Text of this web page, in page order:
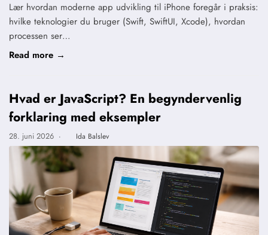
Lær hvordan moderne app udvikling til iPhone foregår i praksis:
hvilke teknologier du bruger (Swift, SwiftUI, Xcode), hvordan
processen ser…
Read more →
Hvad er JavaScript? En begyndervenlig
forklaring med eksempler
28. juni 2026 · Ida Balslev